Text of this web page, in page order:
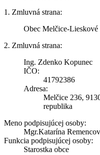
1. Zmluvná strana:
Obec Melčice-Lieskové
2. Zmluvná strana:
Ing. Zdenko Kopunec
IČO:
41792386
Adresa:
Melčice 236,
republika
Meno podpisujúcej osoby:
Mgr.Katarína
Funkcia podpisujúcej osoby:
Starostka obce